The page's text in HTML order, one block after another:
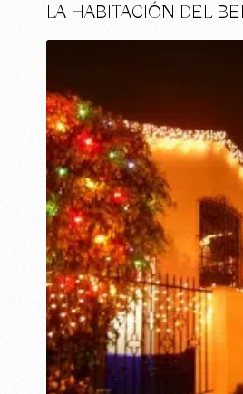
LA HABITACIÓN DEL